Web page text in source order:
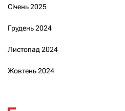
Січень 2025
Грудень 2024
Листопад 2024
Жовтень 2024